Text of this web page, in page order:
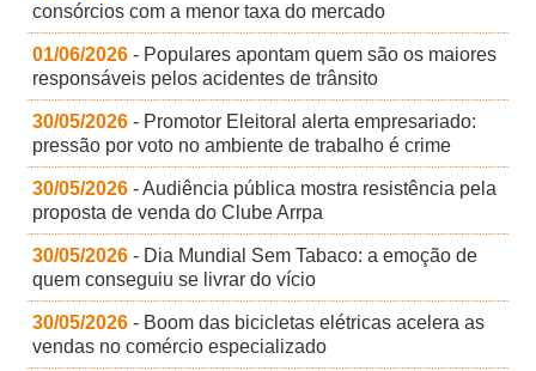
consórcios com a menor taxa do mercado
01/06/2026 - Populares apontam quem são os maiores
responsáveis pelos acidentes de trânsito
30/05/2026 - Promotor Eleitoral alerta empresariado:
pressão por voto no ambiente de trabalho é crime
30/05/2026 - Audiência pública mostra resistência pela
proposta de venda do Clube Arrpa
30/05/2026 - Dia Mundial Sem Tabaco: a emoção de
quem conseguiu se livrar do vício
30/05/2026 - Boom das bicicletas elétricas acelera as
vendas no comércio especializado